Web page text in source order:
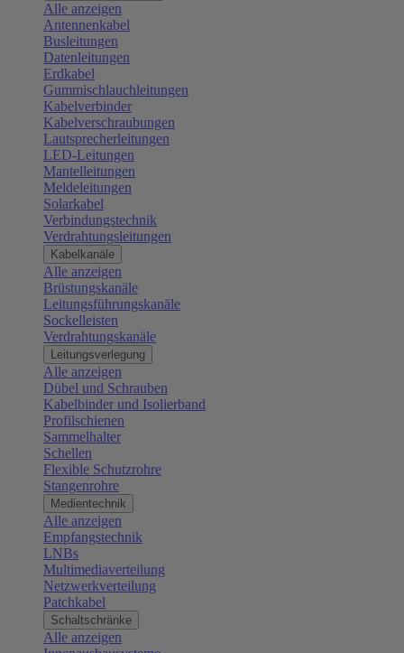
Alle anzeigen
Antennenkabel
Busleitungen
Datenleitungen
Erdkabel
Gummischlauchleitungen
Kabelverbinder
Kabelverschraubungen
Lautsprecherleitungen
LED-Leitungen
Mantelleitungen
Meldeleitungen
Solarkabel
Verbindungstechnik
Verdrahtungsleitungen
Kabelkanäle
Alle anzeigen
Brüstungskanäle
Leitungsführungskanäle
Sockelleisten
Verdrahtungskanäle
Leitungsverlegung
Alle anzeigen
Dübel und Schrauben
Kabelbinder und Isolierband
Profilschienen
Sammelhalter
Schellen
Flexible Schutzrohre
Stangenrohre
Medientechnik
Alle anzeigen
Empfangstechnik
LNBs
Multimediaverteilung
Netzwerkverteilung
Patchkabel
Schaltschränke
Alle anzeigen